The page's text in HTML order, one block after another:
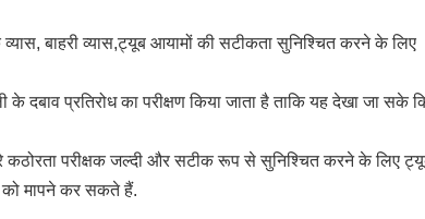
बाहरी व्यास,ट्यूब आयामों की सटीकता सुनिश्चित करने के लिए
दबाव प्रतिरोध का परीक्षण किया जाता है ताकि यह देखा जा सके
कठोरता परीक्षक जल्दी और सटीक रूप से सुनिश्चित करने के लिए
को मापने कर सकते हैं.